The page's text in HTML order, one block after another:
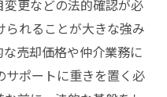
更などの法的確認が必
れることが大きな強み
売却価格や仲介業務に
サポートに重きを置く必